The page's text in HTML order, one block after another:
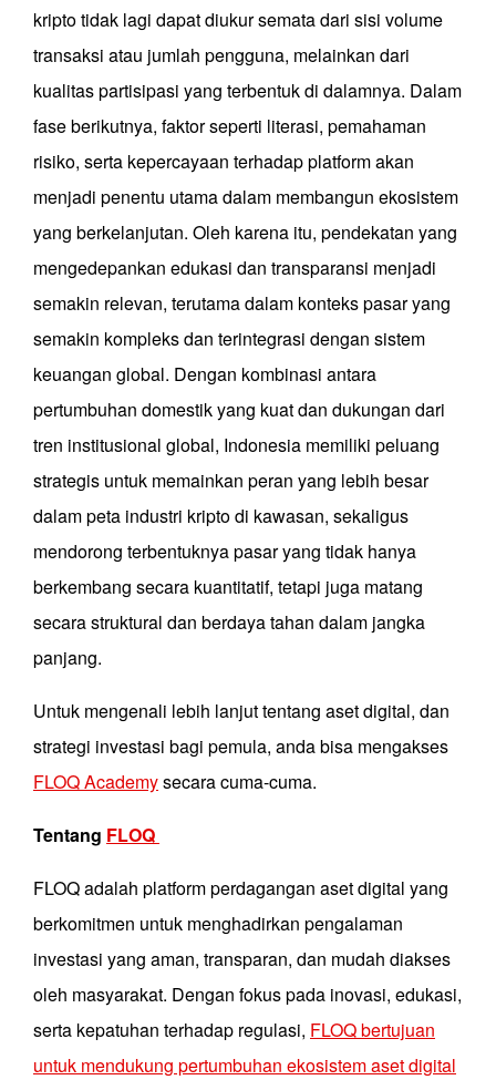
kripto tidak lagi dapat diukur semata dari sisi volume
transaksi atau jumlah pengguna, melainkan dari
kualitas partisipasi yang terbentuk di dalamnya. Dalam
fase berikutnya, faktor seperti literasi, pemahaman
risiko, serta kepercayaan terhadap platform akan
menjadi penentu utama dalam membangun ekosistem
yang berkelanjutan. Oleh karena itu, pendekatan yang
mengedepankan edukasi dan transparansi menjadi
semakin relevan, terutama dalam konteks pasar yang
semakin kompleks dan terintegrasi dengan sistem
keuangan global. Dengan kombinasi antara
pertumbuhan domestik yang kuat dan dukungan dari
tren institusional global, Indonesia memiliki peluang
strategis untuk memainkan peran yang lebih besar
dalam peta industri kripto di kawasan, sekaligus
mendorong terbentuknya pasar yang tidak hanya
berkembang secara kuantitatif, tetapi juga matang
secara struktural dan berdaya tahan dalam jangka
panjang.
Untuk mengenali lebih lanjut tentang aset digital, dan
strategi investasi bagi pemula, anda bisa mengakses
FLOQ Academysecara cuma-cuma.
Tentang FLOQ
FLOQ adalah platform perdagangan aset digital yang
berkomitmen untuk menghadirkan pengalaman
investasi yang aman, transparan, dan mudah diakses
oleh masyarakat. Dengan fokus pada inovasi, edukasi,
serta kepatuhan terhadap regulasi, FLOQ bertujuan
untuk mendukung pertumbuhan ekosistem aset digital